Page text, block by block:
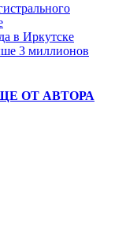
в Иркутске
3 миллионов
ОТ АВТОРА